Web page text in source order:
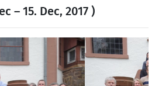
– 15. Dec, 2017 )